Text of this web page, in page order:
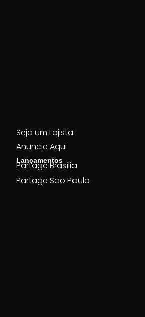
Seja um Lojista
Anuncie Aqui
Lançamentos
Partage Brasília
Partage São Paulo